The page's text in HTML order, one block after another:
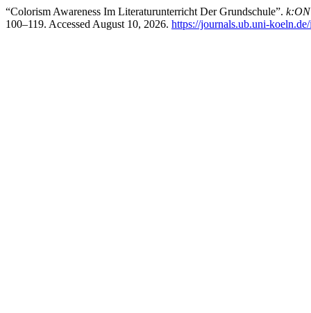
“Colorism Awareness Im Literaturunterricht Der Grundschule”.
100–119. Accessed August 10, 2026. https://journals.ub.uni-